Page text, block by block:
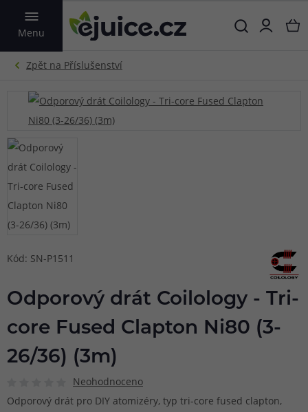
Menu
VYHLEDAT
Kód: SN-P1511
Odporový drát Coilology - Tri-
core Fused Clapton Ni80 (3-
26/36) (3m)
Neohodnoceno
Odporový drát pro DIY atomizéry, typ tri-core fused clapton,